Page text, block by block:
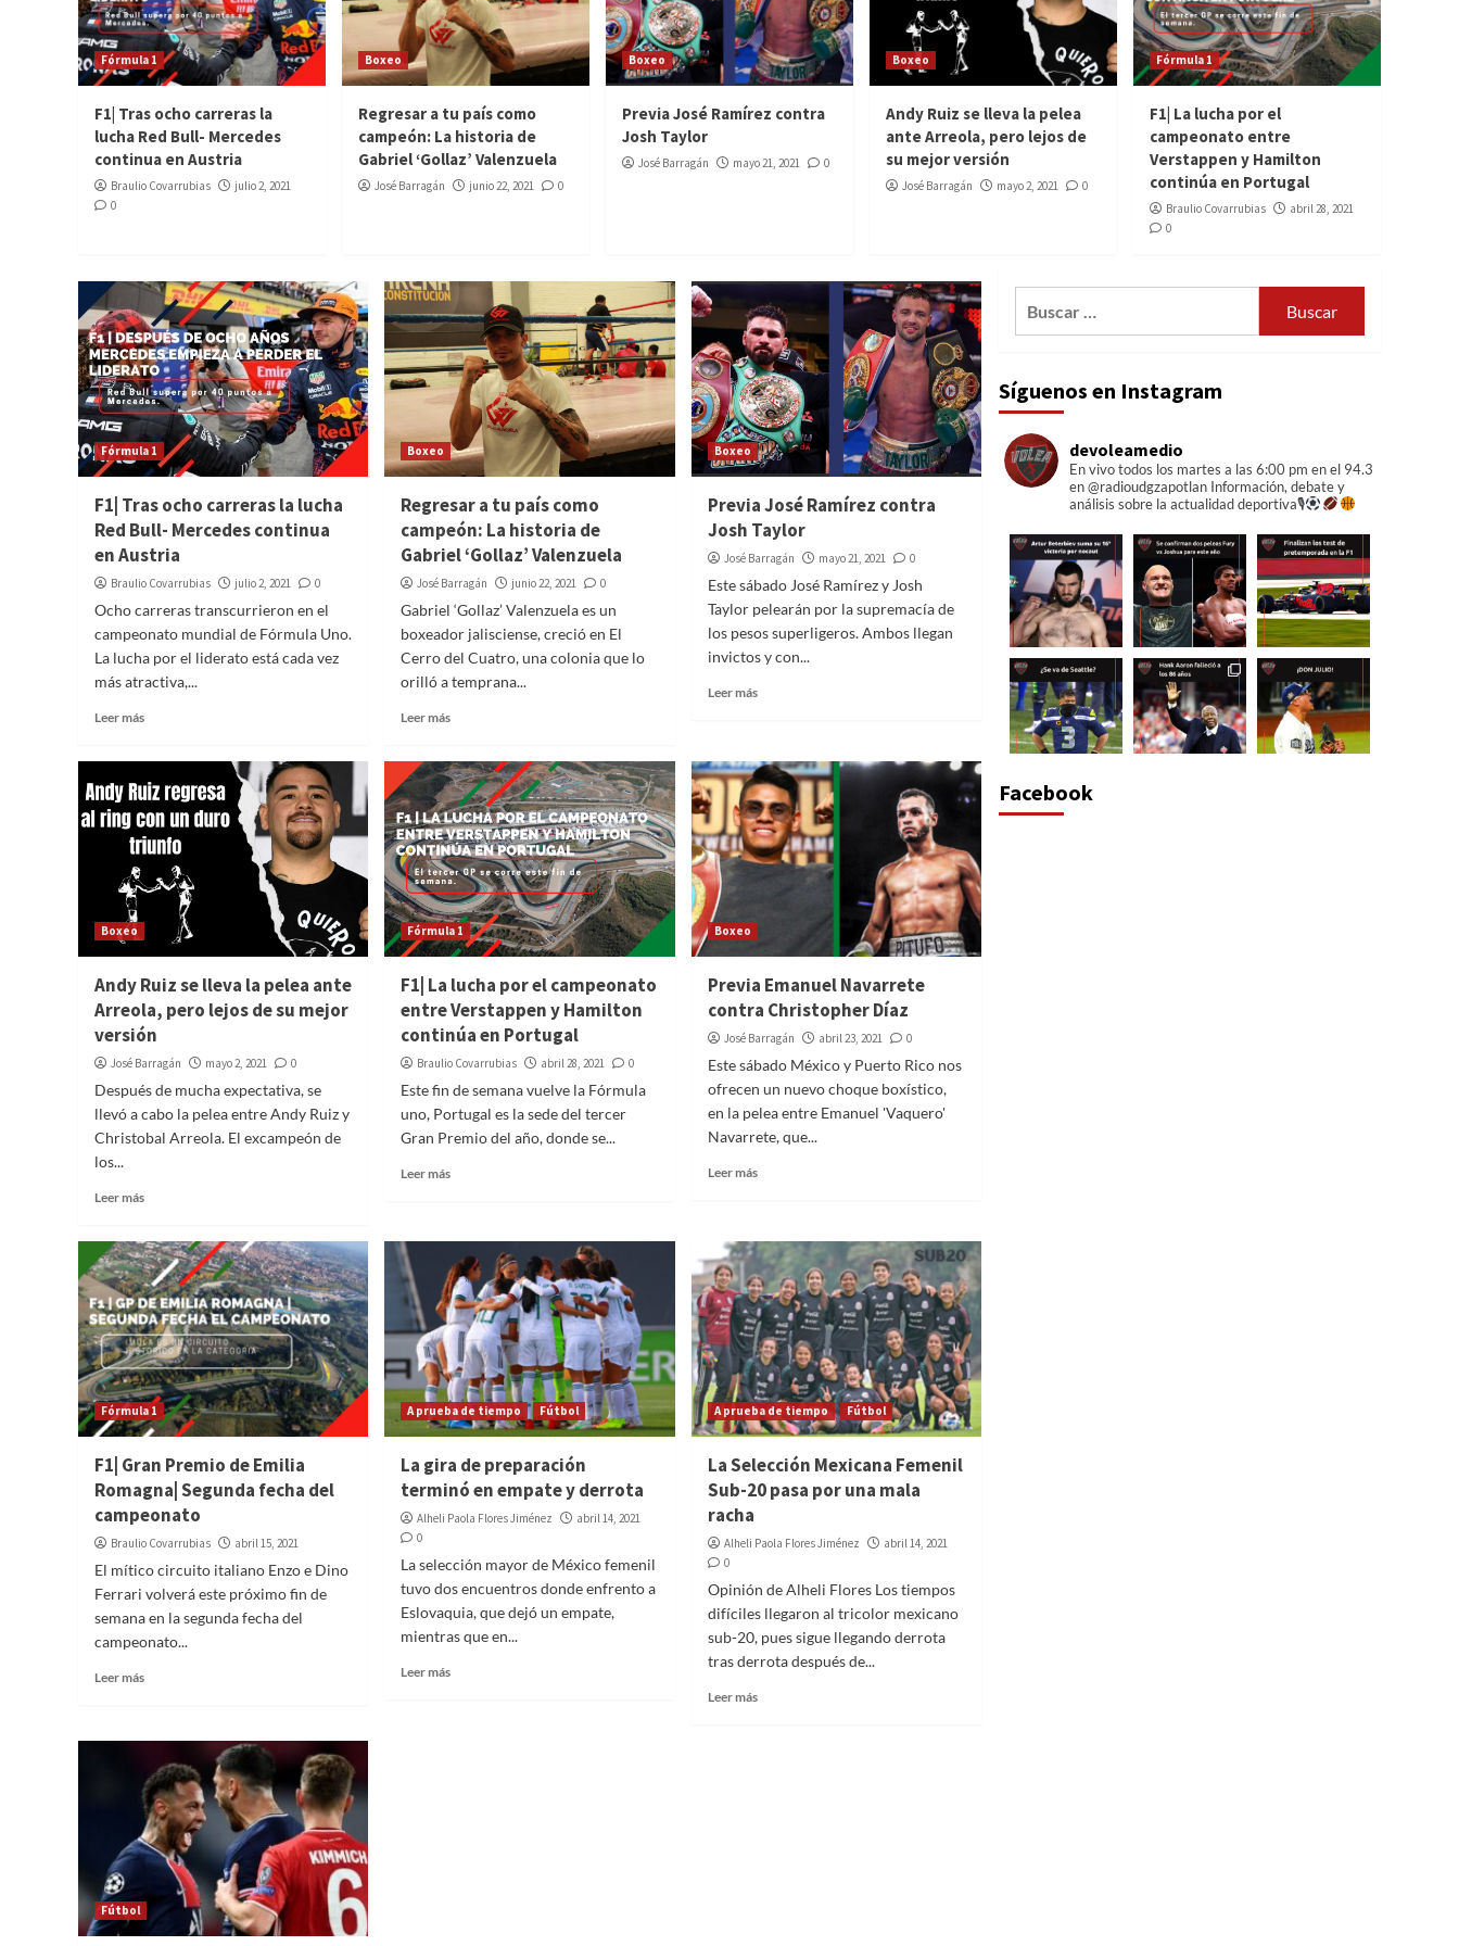
1
F1| Tras ocho carreras
la lucha Red Bull-
Mercedes continua en
Austria
2
Boxeo
Regresar a tu país
como campeón: La
historia de Gabriel
‘Gollaz’ Valenzuela
3
contra Josh Taylor
pelea ante Arreola,
5
Fórmula 1
F1| La lucha por el
campeonato entre
Verstappen y Hamilton
continúa en Portugal
Fórmula 1
F1| Tras ocho carreras la
lucha Red Bull- Mercedes
continua en Austria
Braulio Covarrubias
julio 2, 2021
0
Boxeo
Regresar a tu país como
campeón: La historia de
Gabriel ‘Gollaz’ Valenzuela
José Barragán junio 22, 2021 0
Boxeo
Previa José Ramírez contra
Josh Taylor
José Barragán mayo 21, 2021 0
Boxeo
Andy Ruiz se lleva la pelea
ante Arreola, pero lejos de
su mejor versión
José Barragán mayo 2, 2021 0
Fórmula 1
F1| La lucha por el
campeonato entre
Verstappen y Hamilton
continúa en Portugal
Braulio Covarrubias
abril 28, 2021
0
Fórmula 1
F1| Tras ocho carreras la lucha
Red Bull- Mercedes continua
en Austria
Braulio Covarrubias julio 2, 2021 0
Ocho carreras transcurrieron en el
campeonato mundial de Fórmula Uno.
La lucha por el liderato está cada vez
más atractiva,...
Leer más
Boxeo
Regresar a tu país como
campeón: La historia de
Gabriel ‘Gollaz’ Valenzuela
José Barragán junio 22, 2021 0
Gabriel ‘Gollaz’ Valenzuela es un
boxeador jalisciense, creció en El
Cerro del Cuatro, una colonia que lo
orilló a temprana...
Leer más
Boxeo
Previa José Ramírez contra
Josh Taylor
José Barragán mayo 21, 2021 0
Este sábado José Ramírez y Josh
Taylor pelearán por la supremacía de
los pesos superligeros. Ambos llegan
invictos y con...
Leer más
Boxeo
Andy Ruiz se lleva la pelea ante
Arreola, pero lejos de su mejor
versión
José Barragán mayo 2, 2021 0
Después de mucha expectativa, se
llevó a cabo la pelea entre Andy Ruiz y
Christobal Arreola. El excampeón de
los...
Leer más
Fórmula 1
F1| La lucha por el campeonato
entre Verstappen y Hamilton
continúa en Portugal
Braulio Covarrubias abril 28, 2021 0
Este fin de semana vuelve la Fórmula
uno, Portugal es la sede del tercer
Gran Premio del año, donde se...
Leer más
Boxeo
Previa Emanuel Navarrete
contra Christopher Díaz
José Barragán abril 23, 2021 0
Este sábado México y Puerto Rico nos
ofrecen un nuevo choque boxístico,
en la pelea entre Emanuel 'Vaquero'
Navarrete, que...
Leer más
Fórmula 1
F1| Gran Premio de Emilia
Romagna| Segunda fecha del
campeonato
Braulio Covarrubias abril 15, 2021
El mítico circuito italiano Enzo e Dino
Ferrari volverá este próximo fin de
semana en la segunda fecha del
campeonato...
Leer más
A prueba de tiempo Fútbol
La gira de preparación
terminó en empate y derrota
Alheli Paola Flores Jiménez
abril 14, 2021
0
La selección mayor de México femenil
tuvo dos encuentros donde enfrento a
Eslovaquia, que dejó un empate,
mientras que en...
Leer más
A prueba de tiempo Fútbol
La Selección Mexicana Femenil
Sub-20 pasa por una mala
racha
Alheli Paola Flores Jiménez
abril 14, 2021
0
Opinión de Alheli Flores Los tiempos
difíciles llegaron al tricolor mexicano
sub-20, pues sigue llegando derrota
tras derrota después de...
Leer más
Fútbol
Síguenos en Instagram
devoleamedio
En vivo todos los martes a las 6:00 pm en el 94.3
en @radioudgzapotlanInformación, debate y
análisis sobre la actualidad deportiva🎙
Facebook